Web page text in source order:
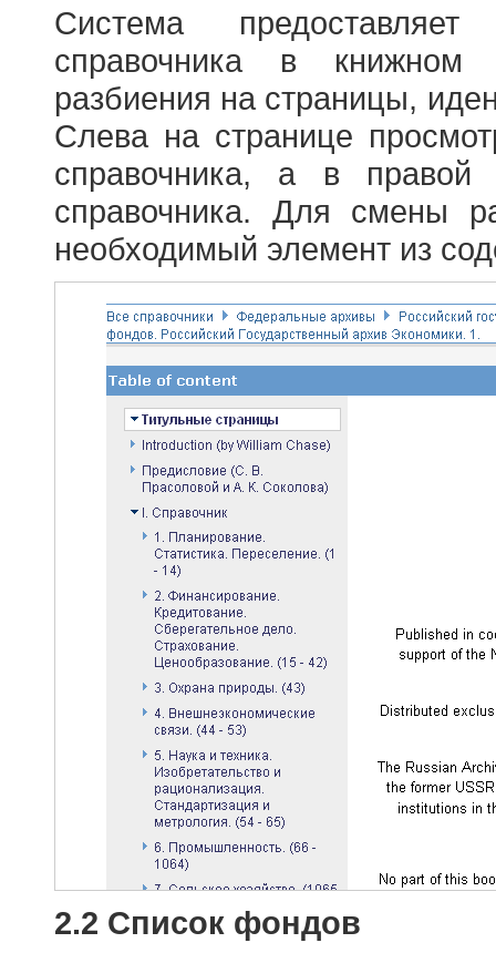
Система
справочника в
разбиения на страницы,
Слева на странице
справочника, а в правой
справочника. Для смены
необходимый элемент из
2.2 Список фондов